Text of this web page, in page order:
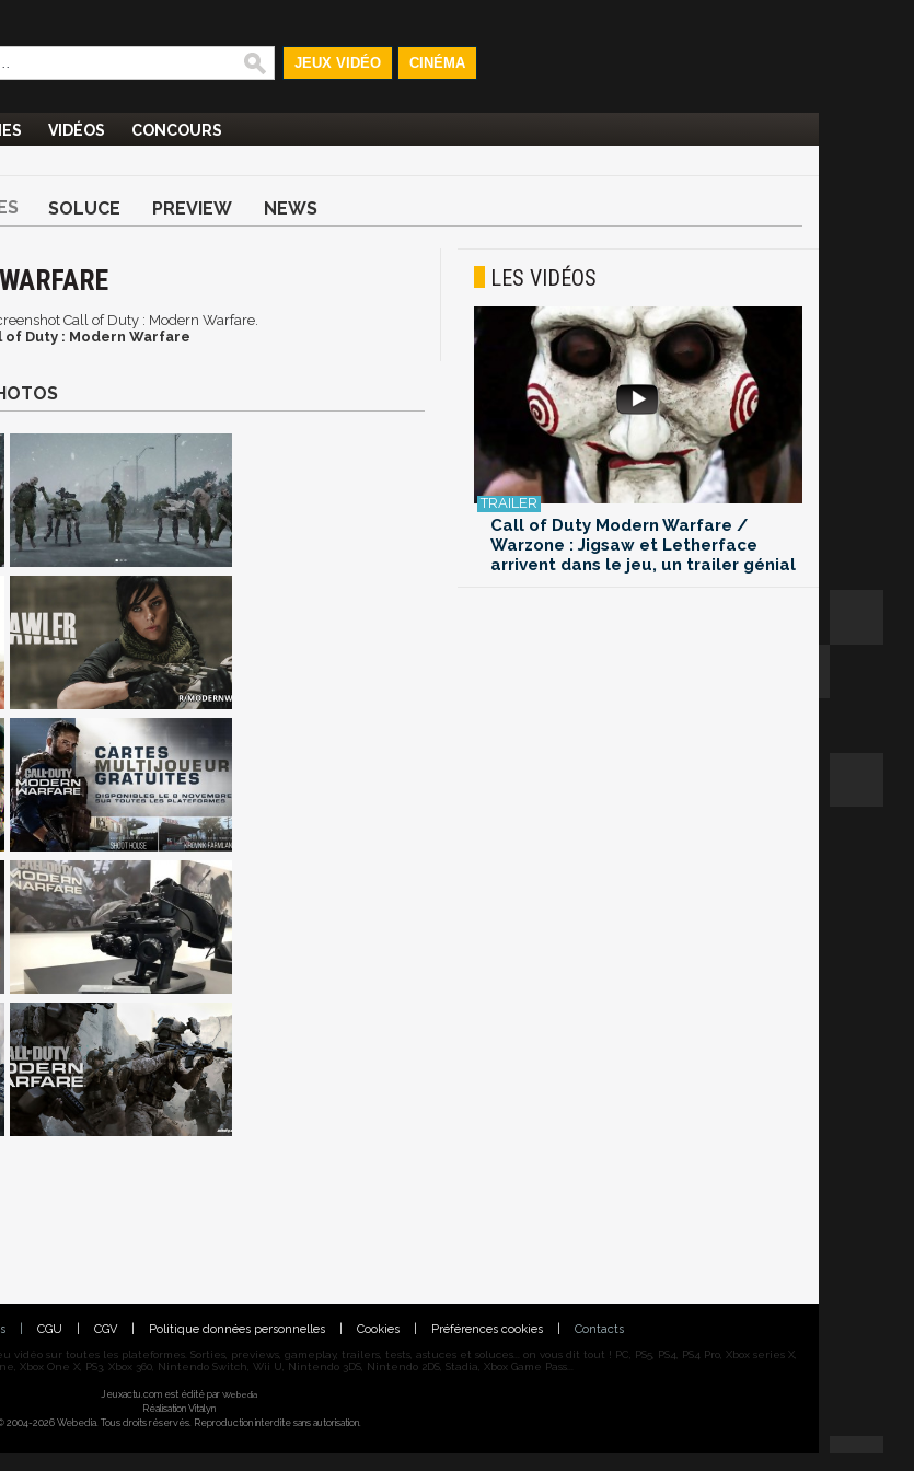
JEUX VIDÉO CINÉMA
VIDÉOS CONCOURS
SOLUCE PREVIEW NEWS
Call of Duty : Modern Warfare.
of Duty : Modern Warfare
LES VIDÉOS
Call of Duty Modern Warfare /
Warzone : Jigsaw et Letherface
arrivent dans le jeu, un trailer génial
CGU CGV Politique données personnelles Cookies Préférences cookies Contacts
sur toutes les plateformes. Sorties, previews, gameplay, trailers, tests, astuces et soluces... on vous dit tout ! PC, PS5, PS4, PS4 Pro, Xbox series X,
Xbox One X, PS3, Xbox 360, Nintendo Switch, Wii U, Nintendo 3DS, Nintendo 2DS, Stadia, Xbox Game Pass...
Jeuxactu.com est édité par Webedia
Réalisation Vitalyn
2004-2026 Webedia. Tous droits réservés. Reproduction interdite sans autorisation.